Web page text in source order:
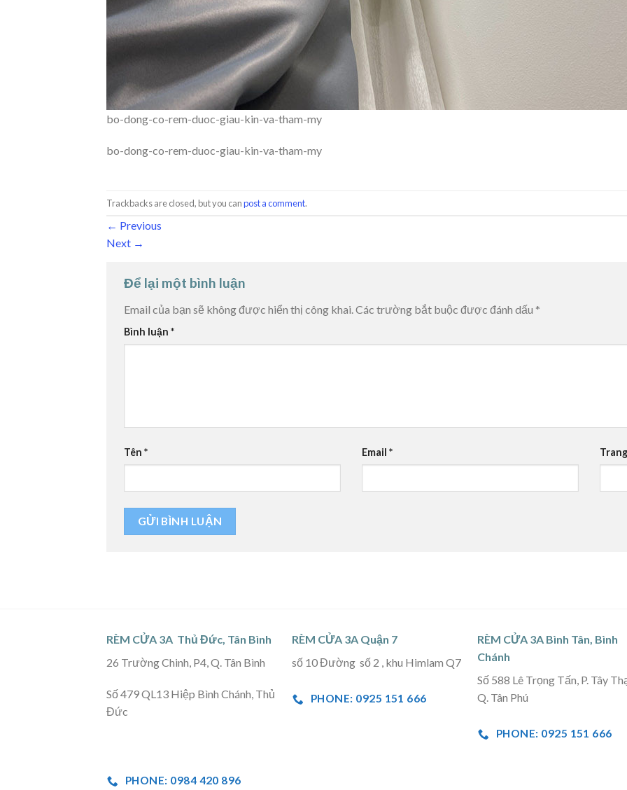
bo-dong-co-rem-duoc-giau-kin-va-tham-my
bo-dong-co-rem-duoc-giau-kin-va-tham-my
Trackbacks are closed, but you canpost a comment.
← Previous
Next →
Để lại một bình luận
Email của bạn sẽ không được hiển thị công khai.Các trường bắt buộc được đánh dấu *
Bình luận *
Tên * Email *
RÈM CỬA 3A Thủ Đức, Tân Bình
26 Trường Chinh, P4, Q. Tân Bình
Số 479 QL13 Hiệp Bình Chánh, Thủ
Đức
PHONE: 0984 420 896
RÈM CỬA 3A Quận 7
số 10 Đường số 2 , khu Himlam Q7
PHONE: 0925 151 666
RÈM CỬA 3A Bình Tân, Bình
Chánh
Số 588 Lê Trọng Tấn, P. Tây
Q. Tân Phú
PHONE: 0925 151 666